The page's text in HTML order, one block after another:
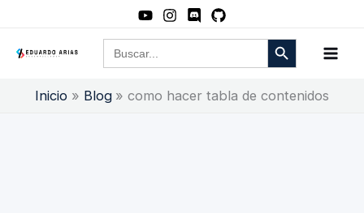
contenido
Buscar: Botón de búsqueda
Inicio Blog como hacer tabla de contenidos